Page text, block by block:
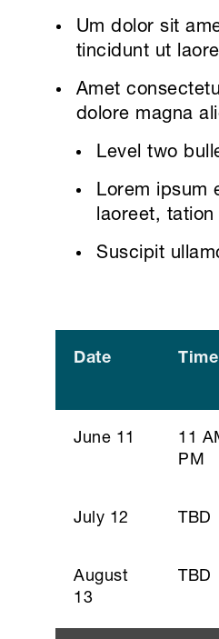
Um dolor sit
tincidunt ut
Amet
dolore magna
Level two
Lorem ipsum
laoreet,
Suscipit
Date Time
June 11
11
PM
July 12 TBD
August
13
TBD